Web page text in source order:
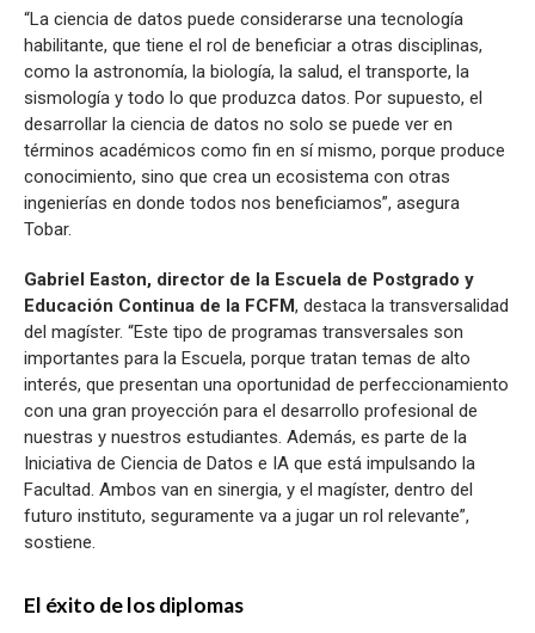
“La ciencia de datos puede considerarse una tecnología
habilitante, que tiene el rol de beneficiar a otras disciplinas,
como la astronomía, la biología, la salud, el transporte, la
sismología y todo lo que produzca datos. Por supuesto, el
desarrollar la ciencia de datos no solo se puede ver en
términos académicos como fin en sí mismo, porque produce
conocimiento, sino que crea un ecosistema con otras
ingenierías en donde todos nos beneficiamos”, asegura
Tobar.
Gabriel Easton, director de la Escuela de Postgrado y
Educación Continua de la FCFM, destaca la transversalidad
del magíster. “Este tipo de programas transversales son
importantes para la Escuela, porque tratan temas de alto
interés, que presentan una oportunidad de perfeccionamiento
con una gran proyección para el desarrollo profesional de
nuestras y nuestros estudiantes. Además, es parte de la
Iniciativa de Ciencia de Datos e IA que está impulsando la
Facultad. Ambos van en sinergia, y el magíster, dentro del
futuro instituto, seguramente va a jugar un rol relevante”,
sostiene.
El éxito de los diplomas